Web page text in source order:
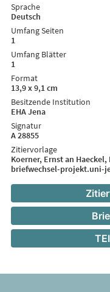
Sprache
Deutsch
Umfang Seiten
1
Umfang Blätter
1
Format
13,9 x 9,1 cm
Besitzende Institution
EHA Jena
Signatur
A 28855
Zitiervorlage
Koerner, Ernst an
briefwechsel-projekt.uni-